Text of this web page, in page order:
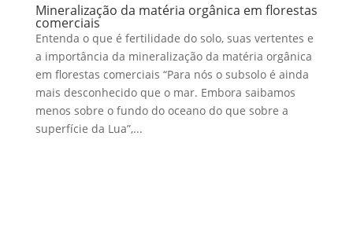
Mineralização da matéria orgânica em florestas
comerciais
Entenda o que é fertilidade do solo, suas vertentes e
a importância da mineralização da matéria orgânica
em florestas comerciais “Para nós o subsolo é ainda
mais desconhecido que o mar. Embora saibamos
menos sobre o fundo do oceano do que sobre a
superfície da Lua”,...